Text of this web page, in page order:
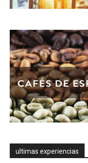
ultimas experiencias